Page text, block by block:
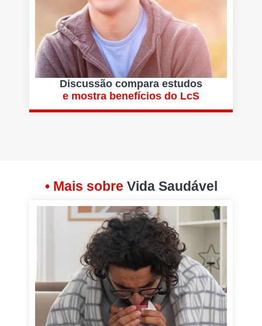
Discussão compara estudos
e mostra benefícios do LcS
• Mais sobre Vida Saudável